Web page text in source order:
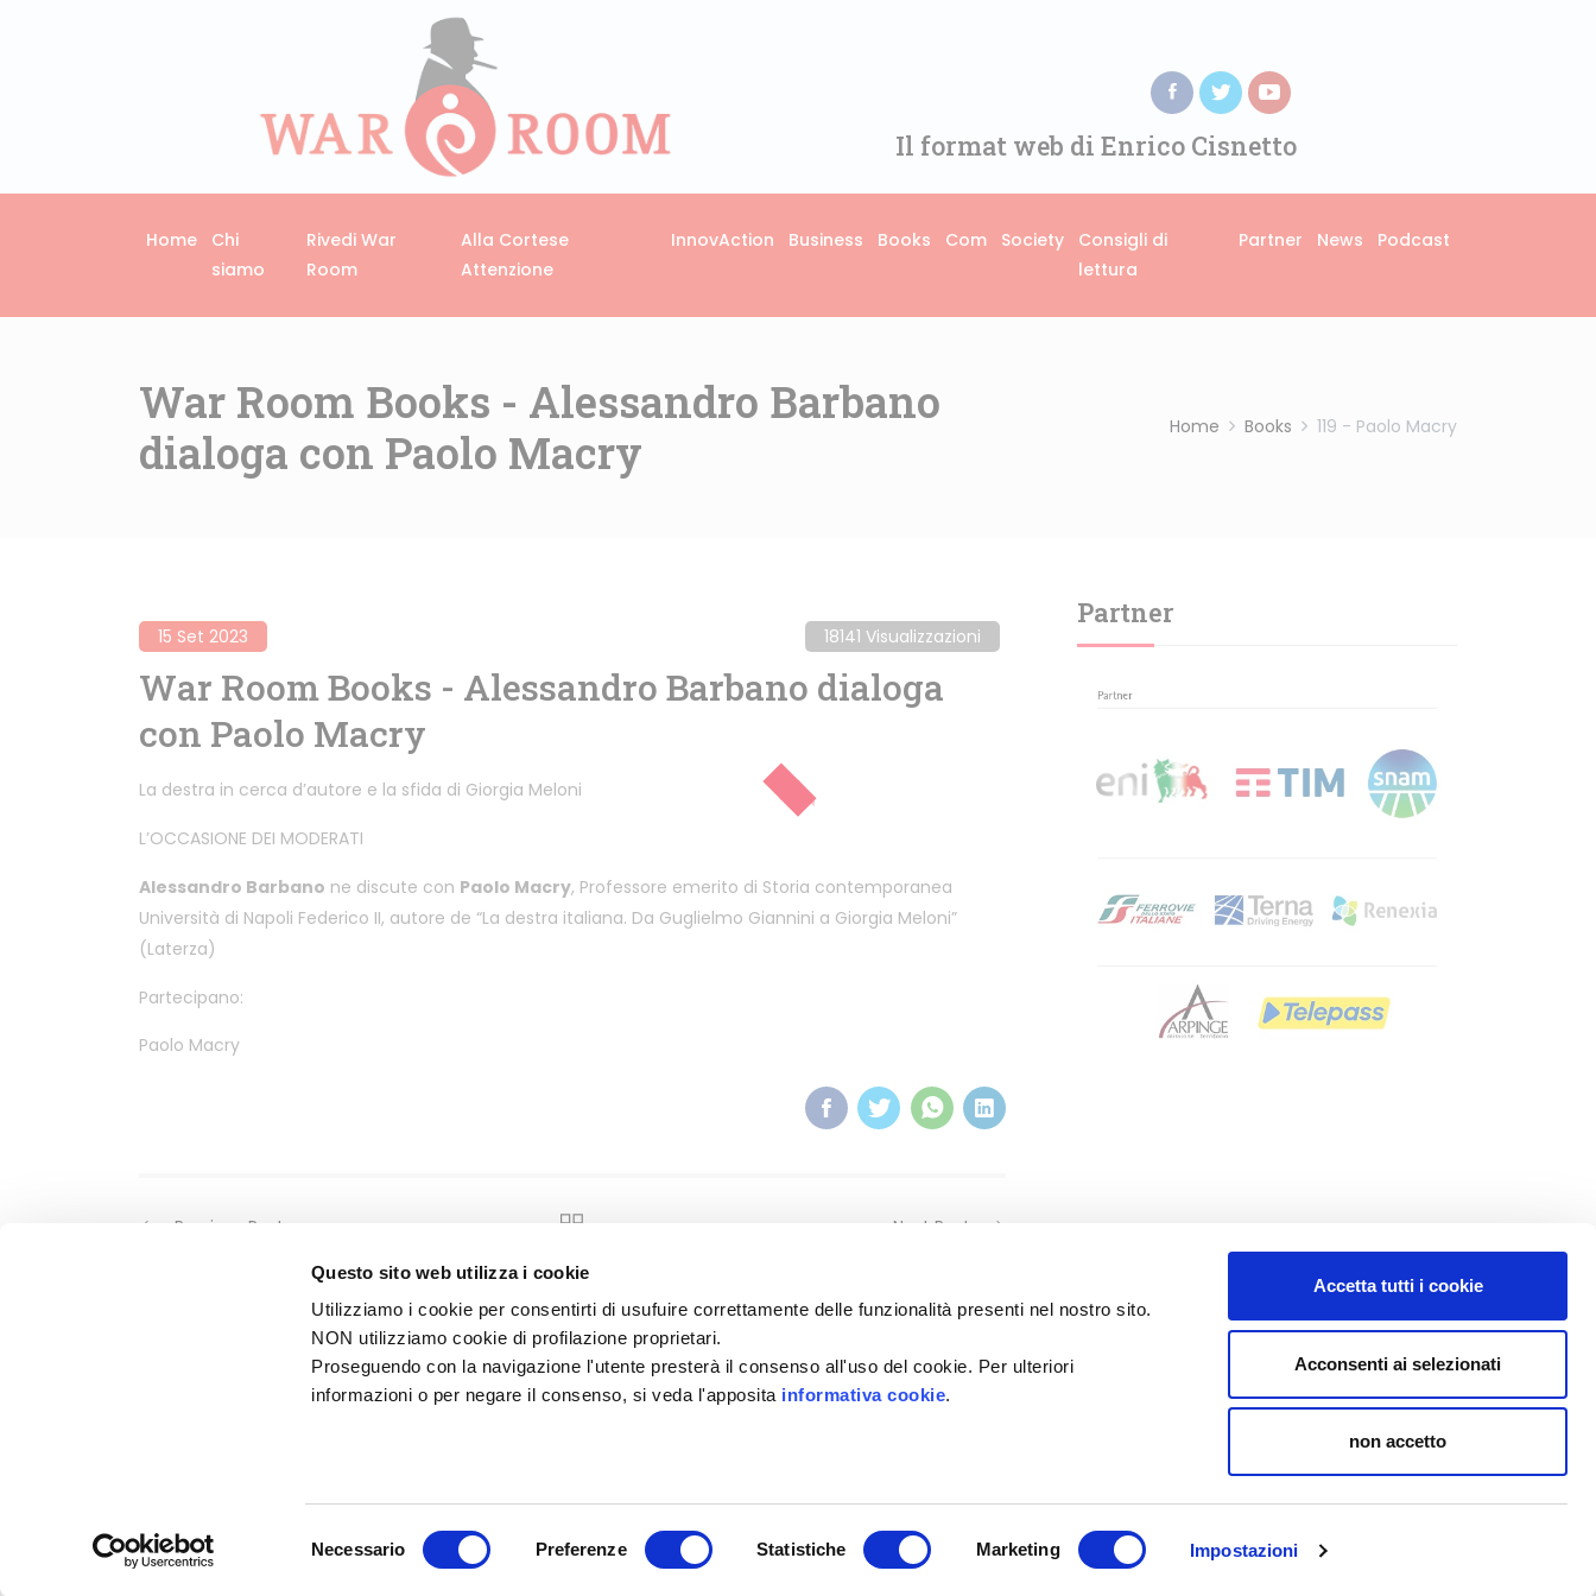
Questo sito web utilizza i cookie
Utilizziamo i cookie per consentirti di usufuire correttamente delle funzionalità presenti nel nostro sito.
NON utilizziamo cookie di profilazione proprietari.
Proseguendo con la navigazione l'utente presterà il consenso all'uso del cookie. Per ulteriori
informazioni o per negare il consenso, si veda l'apposita informativa cookie.
Necessario Preferenze Statistiche Marketing Impostazioni
Accetta tutti i cookie
Acconsenti ai selezionati
non accetto
Il format web di Enrico Cisnetto
Home
Chi
siamo
Rivedi War
Room
Alla Cortese
Attenzione
InnovAction Business Books Com Society
Consigli di
lettura
Partner News Podcast
War Room Books - Alessandro Barbano
dialoga con Paolo Macry
Home Books 119 - Paolo Macry
15 Set 2023 18141 Visualizzazioni
War Room Books - Alessandro Barbano dialoga
con Paolo Macry
La destra in cerca d’autore e la sfida di Giorgia Meloni
L’OCCASIONE DEI MODERATI
Alessandro Barbano ne discute con Paolo Macry, Professore emerito di Storia contemporanea
Università di Napoli Federico II, autore de “La destra italiana. Da Guglielmo Giannini a Giorgia Meloni”
(Laterza)
Partecipano:
Paolo Macry
Previous Post Next Post
Partner